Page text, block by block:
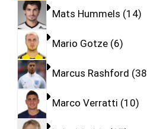
Mats Hummels 14
Mario Gotze 6
Marcus Rashford 38
Marco Verratti 10